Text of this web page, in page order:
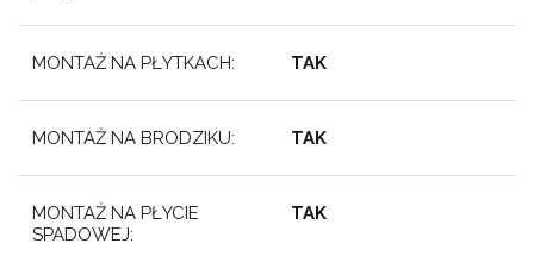
MONTAŻ NA PŁYTKACH: TAK
MONTAŻ NA BRODZIKU: TAK
MONTAŻ NA PŁYCIE
SPADOWEJ:
TAK